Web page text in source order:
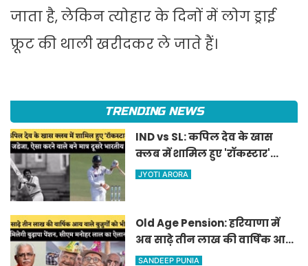
जाता है, लेकिन त्योहार के दिनों में लोग ड्राई
फ्रूट की थाली खरीदकर ले जाते हैं।
TRENDING NEWS
IND vs SL: कपिल देव के खास
क्लब में शामिल हुए 'रॉकस्टार'
जडेजा, ऐसा करने वाले बने मात्र
JYOTI ARORA
Old Age Pension: हरियाणा में
अब साढ़े तीन लाख की वार्षिक आय
वाले बुजुर्गों को भी मिलेगी बुढ़ापा
SANDEEP PUNIA